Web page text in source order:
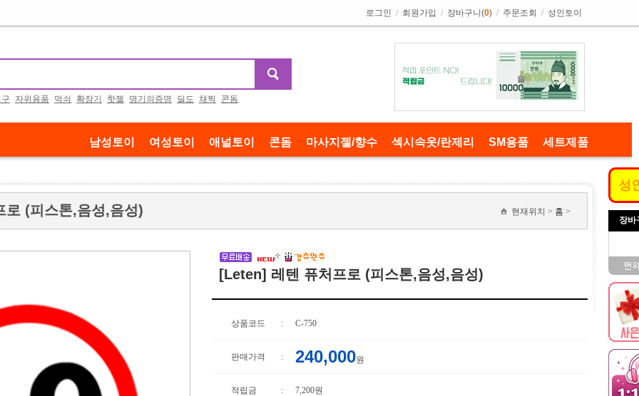
로그인 / 회원가입 / 장바구니(0) / 주문조회 / 성인토이
자위용품 먹쇠 확장기 핫젤 명기의증명 딜도 채찍 콘돔
남성토이 여성토이 애널토이 콘돔 마사지젤/향수 섹시속옷/란제리 SM용품 세트제품
(피스톤,음성,음성) 현재위치 > 홈 >
[Leten] 레텐 퓨처프로 (피스톤,음성,음성)
상품코드 : C-750
판매가격 : 240,000원
적립금 : 7,200원
성
장바